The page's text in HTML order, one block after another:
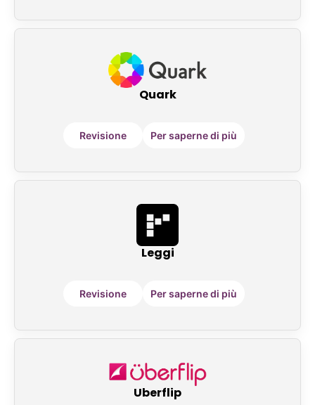
Quark
Revisione Per saperne di più
Leggi
Revisione Per saperne di più
Uberflip